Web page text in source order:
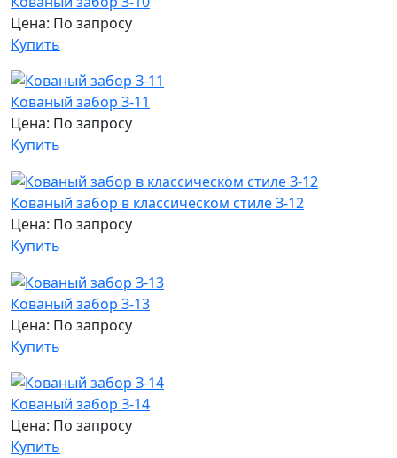
Цена: По запросу
Купить
Кованый забор З-11
Цена: По запросу
Купить
Кованый забор в классическом стиле З-12
Цена: По запросу
Купить
Кованый забор З-13
Цена: По запросу
Купить
Кованый забор З-14
Цена: По запросу
Купить